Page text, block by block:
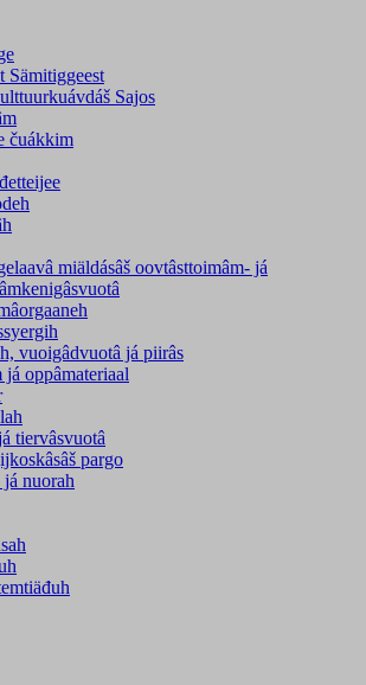
Sämitiggeest
Sajos
čuákkim
miäldásâš oovtâsttoimâm- já
vuoigâdvuotâ já piirâs
oppâmateriaal
tiervâsvuotâ
pargo
já nuorah